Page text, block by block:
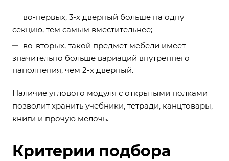
во-первых, 3-х дверный больше на одну
секцию, тем самым вместительнее;
во-вторых, такой предмет мебели имеет
значительно больше вариаций внутреннего
наполнения, чем 2-х дверный.
Наличие углового модуля с открытыми полками
позволит хранить учебники, тетради, канцтовары,
книги и прочую мелочь.
Критерии подбора